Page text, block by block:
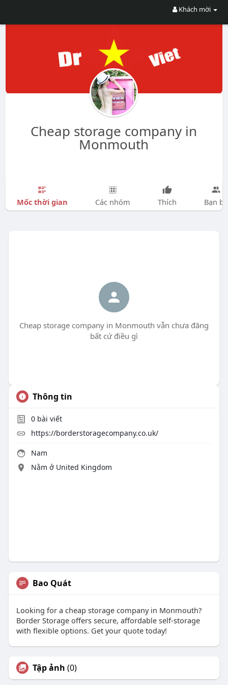
Khách mời
Cheap storage company in
Monmouth
Mốc thời gian Các nhóm Thích Bạn bè
Cheap storage company in Monmouth vẫn chưa đăng
bất cứ điều gì
Thông tin
0bài viết
https://borderstoragecompany.co.uk/
Nam
Nằm ở United Kingdom
Bao Quát
Looking for a cheap storage company in Monmouth?
Border Storage offers secure, affordable self-storage
with flexible options. Get your quote today!
Tập ảnh (0)